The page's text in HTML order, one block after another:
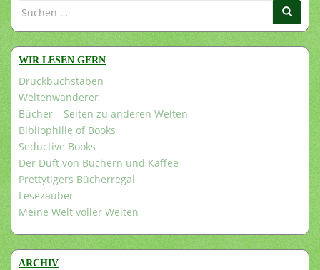
Suchen
WIR LESEN GERN
Druckbuchstaben
Weltenwanderer
Bücher – Seiten zu anderen Welten
Bibliophilie of Books
Seductive Books
Der Duft von Büchern und Kaffee
Prettytigers Bücherregal
Lesezauber
Meine Welt voller Welten
ARCHIV